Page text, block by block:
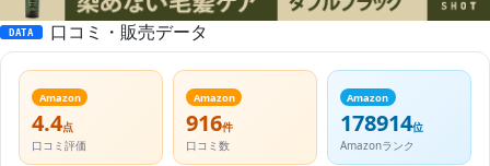
DATA 口コミ・販売データ
Amazon
4.4点
口コミ評価
Amazon
916件
口コミ数
Amazon
178914位
Amazonランク